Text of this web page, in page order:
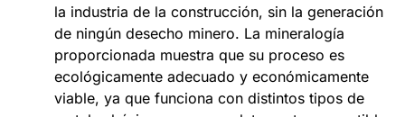
la industria de la construcción, sin la generación
de ningún desecho minero. La mineralogía
proporcionada muestra que su proceso es
ecológicamente adecuado y económicamente
viable, ya que funciona con distintos tipos de